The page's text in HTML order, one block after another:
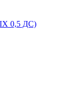
0,5 ДС)